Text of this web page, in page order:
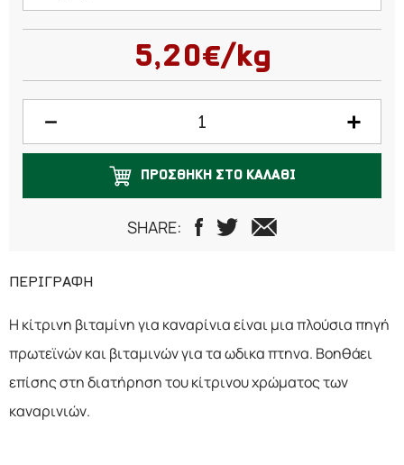
250 γραμμάρια
500 γραμμάρια
1 κιλό
5,20€/kg
ΠΡΟΣΘΗΚΗ ΣΤΟ ΚΑΛΑΘΙ
SHARE:
ΠΕΡΙΓΡΑΦΗ
Η κίτρινη βιταμίνη για καναρίνια είναι μια πλούσια πηγή
πρωτεϊνών και βιταμινών για τα ωδικα πτηνα. Βοηθάει
επίσης στη διατήρηση του κίτρινου χρώματος των
καναρινιών.